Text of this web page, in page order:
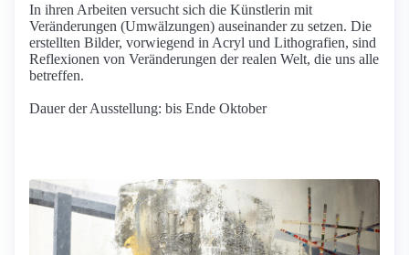
In ihren Arbeiten versucht sich die Künstlerin mit
Veränderungen (Umwälzungen) auseinander zu setzen. Die
erstellten Bilder, vorwiegend in Acryl und Lithografien, sind
Reflexionen von Veränderungen der realen Welt, die uns alle
betreffen.
Dauer der Ausstellung: bis Ende Oktober